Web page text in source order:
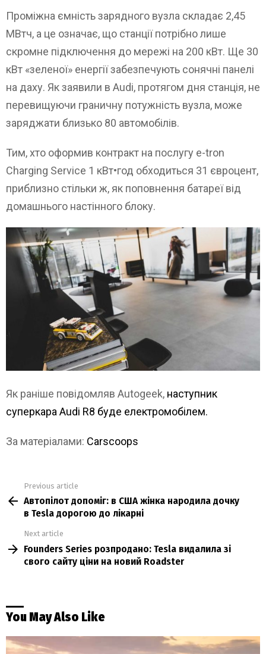
Проміжна ємність зарядного вузла складає 2,45
МВтч, а це означає, що станції потрібно лише
скромне підключення до мережі на 200 кВт. Ще 30
кВт «зеленої» енергії забезпечують сонячні панелі
на даху. Як заявили в Audi, протягом дня станція, не
перевищуючи граничну потужність вузла, може
заряджати близько 80 автомобілів.
Тим, хто оформив контракт на послугу e-tron
Charging Service 1 кВт•год обходиться 31 євроцент,
приблизно стільки ж, як поповнення батареї від
домашнього настінного блоку.
Як раніше повідомляв Autogeek, наступник
суперкара Audi R8 буде електромобілем.
За матеріалами: Carscoops
more
Previous article
Автопілот допоміг: в США жінка народила дочку
в Tesla дорогою до лікарні
Next article
Founders Series розпродано: Tesla видалила зі
свого сайту ціни на новий Roadster
You May Also Like